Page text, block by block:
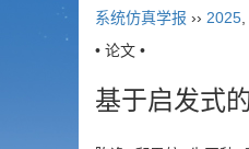
系统仿真学报 ›› 2025
• 论文 •
基于启发式